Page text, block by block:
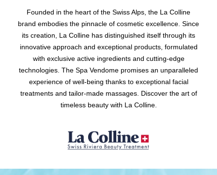
Founded in the heart of the Swiss Alps, the La Colline
brand embodies the pinnacle of cosmetic excellence. Since
its creation, La Colline has distinguished itself through its
innovative approach and exceptional products, formulated
with exclusive active ingredients and cutting-edge
technologies. The Spa Vendome promises an unparalleled
experience of well-being thanks to exceptional facial
treatments and tailor-made massages. Discover the art of
timeless beauty with La Colline.